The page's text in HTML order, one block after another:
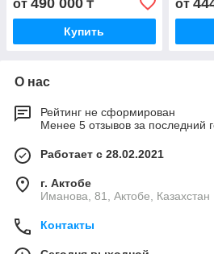
от 490 000 ₸
Купить
от
О нас
Рейтинг не сформирован
Менее 5 отзывов за последний
Работает с 28.02.2021
г. Актобе
Иманова, 81, Актобе, Казахстан
Контакты